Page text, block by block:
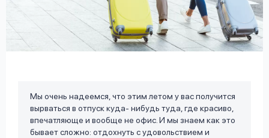
Мы очень надеемся, что этим летом у вас получится
вырваться в отпуск куда- нибудь туда, где красиво,
впечатляюще и вообще не офис. И мы знаем как это
бывает сложно: отдохнуть с удовольствием и
Оформить заявку
Ответы
на
данных